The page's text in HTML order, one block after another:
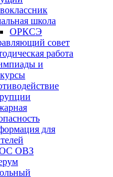
школа
ОРКСЭ
совет
работа
и
для
ОВЗ